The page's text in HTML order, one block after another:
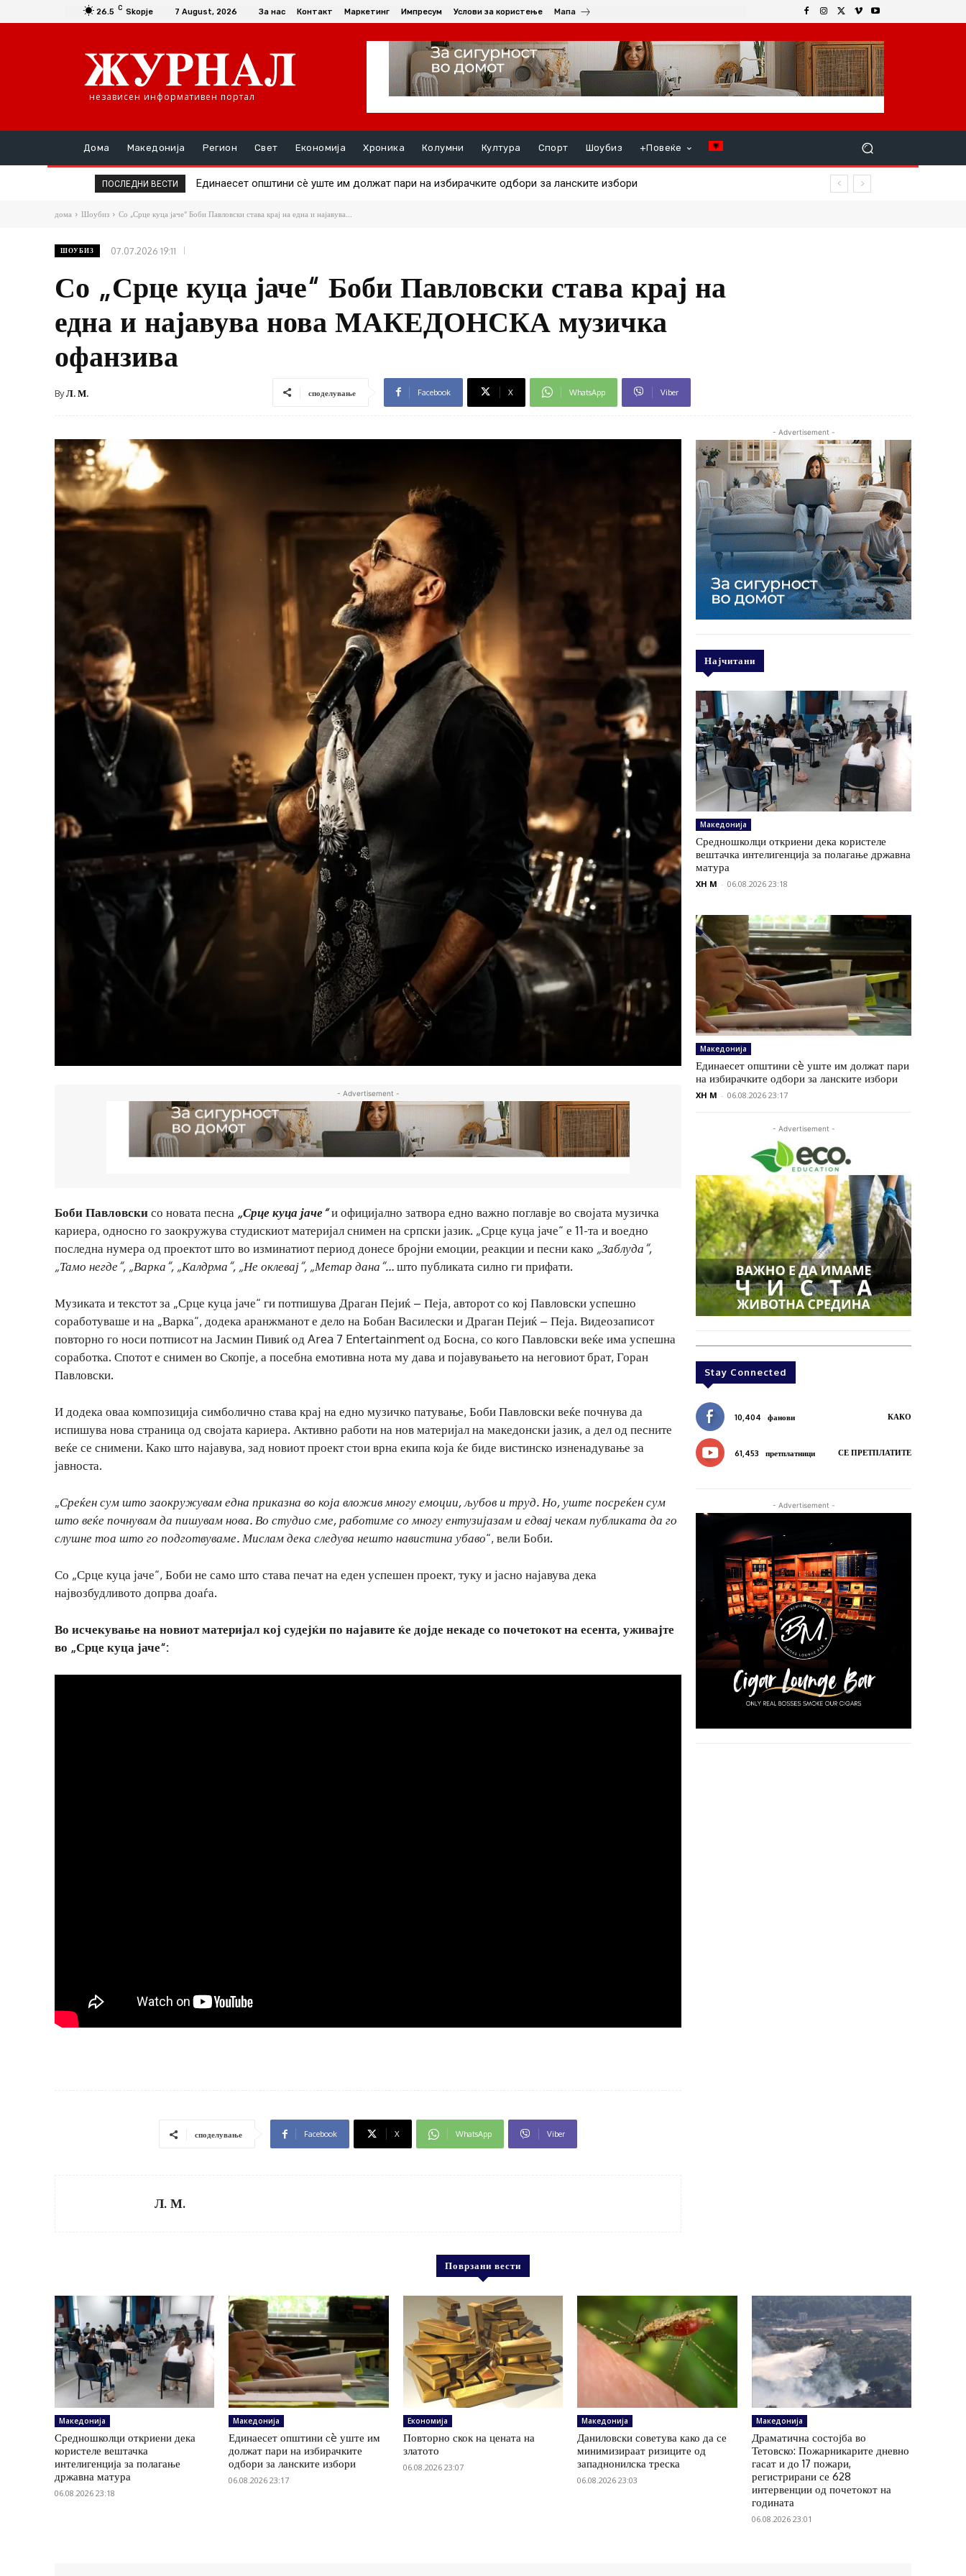
26.5 C Skopje 7 August, 2026 За нас Контакт Маркетинг Импресум Услови за користење Мапа
независен информативен портал
Дома Македонија Регион Свет Економија Хроника Колумни Култура Спорт Шоубиз +Повеќе
ПОСЛЕДНИ ВЕСТИ Повторно скок на цената на златото
дома Шоубиз Со „Срце куца јаче“ Боби Павловски става крај на една и најавува...
ШОУБИЗ 07.07.2026 19:11
Со „Срце куца јаче“ Боби Павловски става крај на
една и најавува нова МАКЕДОНСКА музичка
офанзива
ByЛ. М. споделување Facebook X WhatsApp Viber
- Advertisement -
Боби Павловскисо новата песна „Срце куца јаче“и официјално затвора едно важно поглавје во својата музичка
кариера, односно го заокружува студискиот материјал снимен на српски јазик. „Срце куца јаче“ е 11-та и воедно
последна нумера од проектот што во изминатиот период донесе бројни емоции, реакции и песни како „Заблуда“,
„Тамо негде“, „Варка“, „Калдрма“, „Не оклевај“, „Метар дана“…што публиката силно ги прифати.
Музиката и текстот за „Срце куца јаче“ ги потпишува Драган Пејиќ – Пеја, авторот со кој Павловски успешно
соработуваше и на „Варка“, додека аранжманот е дело на Бобан Василески и Драган Пејиќ – Пеја. Видеозаписот
повторно го носи потписот на Јасмин Пивиќ од Area 7 Entertainment од Босна, со кого Павловски веќе има успешна
соработка. Спотот е снимен во Скопје, а посебна емотивна нота му дава и појавувањето на неговиот брат, Горан
Павловски.
И додека оваа композиција симболично става крај на едно музичко патување, Боби Павловски веќе почнува да
испишува нова страница од својата кариера. Активно работи на нов материјал на македонски јазик, а дел од песните
веќе се снимени. Како што најавува, зад новиот проект стои врна екипа која ќе биде вистинско изненадување за
јавноста.
„Среќен сум што заокружувам една приказна во која вложив многу емоции, љубов и труд. Но, уште посреќен сум
што веќе почнувам да пишувам нова. Во студио сме, работиме со многу ентузијазам и едвај чекам публиката да го
слушне тоа што го подготвуваме. Мислам дека следува нешто навистина убаво“, вели Боби.
Со „Срце куца јаче“, Боби не само што става печат на еден успешен проект, туку и јасно најавува дека
највозбудливото допрва доаѓа.
Во исчекување на новиот материјал кој судејќи по најавите ќе дојде некаде со почетокот на есента, уживајте
во „Срце куца јаче“:
споделување Facebook X WhatsApp Viber
Л. М.
- Advertisement -
Најчитани
Македонија
Средношколци откриени дека користеле
вештачка интелигенција за полагање државна
матура
XH M - 06.08.2026 23:18
Македонија
Единаесет општини сè уште им должат пари
на избирачките одбори за ланските избори
XH M - 06.08.2026 23:17
- Advertisement -
Stay Connected
10,404 фанови КАКО
61,453 претплатници СЕ ПРЕТПЛАТИТЕ
- Advertisement -
Поврзани вести
Македонија
Средношколци откриени дека
користеле вештачка
интелигенција за полагање
државна матура
06.08.2026 23:18
Македонија
Единаесет општини сè уште им
должат пари на избирачките
одбори за ланските избори
06.08.2026 23:17
Економија
Повторно скок на цената на
златото
06.08.2026 23:07
Македонија
Даниловски советува како да се
минимизираат ризиците од
западнонилска треска
06.08.2026 23:03
Македонија
Драматична состојба во
Тетовско: Пожарникарите дневно
гасат и до 17 пожари,
регистрирани се 628
интервенции од почетокот на
годината
06.08.2026 23:01